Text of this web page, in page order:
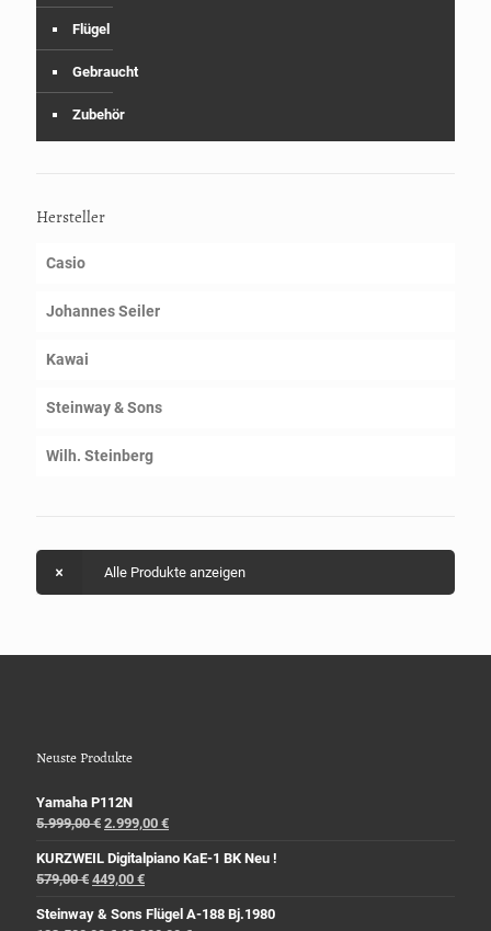
Flügel
Gebraucht
Zubehör
Hersteller
Casio
Johannes Seiler
Kawai
Steinway & Sons
Wilh. Steinberg
Alle Produkte anzeigen
Neuste Produkte
Yamaha P112N
5.999,00€ 2.999,00 €
KURZWEIL Digitalpiano KaE-1 BK Neu !
579,00€ 449,00 €
Steinway & Sons Flügel A-188 Bj.1980